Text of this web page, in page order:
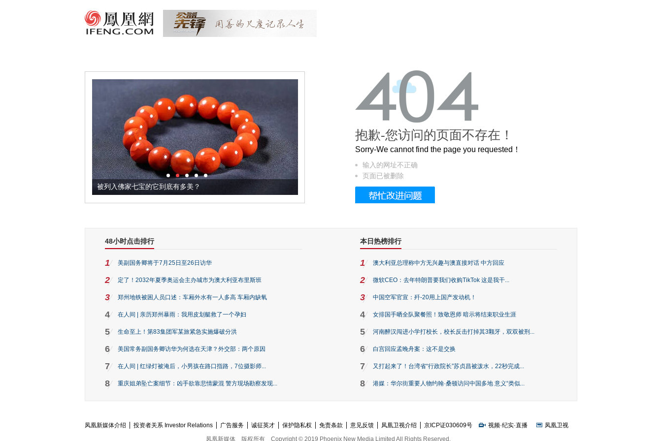
被列入佛家七宝的它到底有多美？ 这个3.2米的长卷，还原了600岁的紫禁城
抱歉-您访问的页面不存在！
Sorry-We cannot find the page you requested！
输入的网址不正确
页面已被删除
48小时点击排行
1 美副国务卿将于7月25日至26日访华
2 定了！2032年夏季奥运会主办城市为澳大利亚布里斯班
3 郑州地铁被困人员口述：车厢外水有一人多高 车厢内缺氧
4 在人间 | 亲历郑州暴雨：我用皮划艇救了一个孕妇
5 生命至上！第83集团军某旅紧急实施爆破分洪
6 美国常务副国务卿访华为何选在天津？外交部：两个原因
7 在人间 | 红绿灯被淹后，小男孩在路口指路，7位摄影师...
8 重庆姐弟坠亡案细节：凶手欲靠悲情蒙混 警方现场勘察发现...
本日热榜排行
1 澳大利亚总理称中方无兴趣与澳直接对话 中方回应
2 微软CEO：去年特朗普要我们收购TikTok 这是我干...
3 中国空军官宣：歼-20用上国产发动机！
4 女排国手晒全队聚餐照！致敬恩师 暗示将结束职业生涯
5 河南醉汉闯进小学打校长，校长反击打掉其3颗牙，双双被刑...
6 白宫回应孟晚舟案：这不是交换
7 又打起来了！台湾省“行政院长”苏贞昌被泼水，22秒完成...
8 港媒：华尔街重要人物约翰·桑顿访问中国多地 意义“类似...
凤凰新媒体介绍 投资者关系 Investor Relations 广告服务 诚征英才 保护隐私权 免责条款 意见反馈 凤凰卫视介绍 京ICP证030609号 视频·纪实·直播
凤凰卫视
凤凰新媒体
版权所有 Copyright © 2019 Phoenix New Media Limited All Rights Reserved.